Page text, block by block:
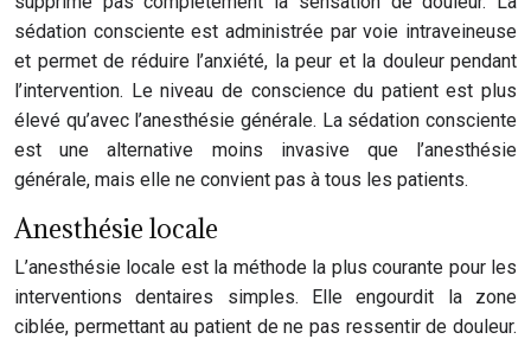
sédation consciente est administrée par voie intraveineuse
et permet de réduire l’anxiété, la peur et la douleur pendant
l’intervention. Le niveau de conscience du patient est plus
élevé qu’avec l’anesthésie générale. La sédation consciente
est une alternative moins invasive que l’anesthésie
générale, mais elle ne convient pas à tous les patients.
Anesthésie locale
L’anesthésie locale est la méthode la plus courante pour les
interventions dentaires simples. Elle engourdit la zone
ciblée, permettant au patient de ne pas ressentir de douleur.